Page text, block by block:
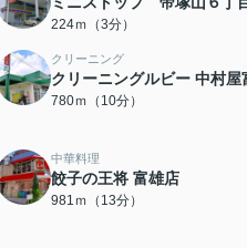
224ｍ（3分）
クリーニング
クリーニングルビー 中村屋
780ｍ（10分）
中華料理
餃子の王将 富雄店
981ｍ（13分）